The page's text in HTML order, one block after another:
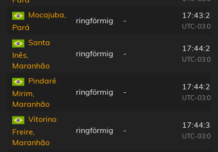
Mocajuba,
Pará
ringförmig -
17:43:24
UTC-03:00
Santa
Inês,
Maranhão
ringförmig -
17:44:25
UTC-03:00
Pindaré
Mirim,
Maranhão
ringförmig -
17:44:24
UTC-03:00
Vitorino
Freire,
Maranhão
ringförmig -
17:44:38
UTC-03:00